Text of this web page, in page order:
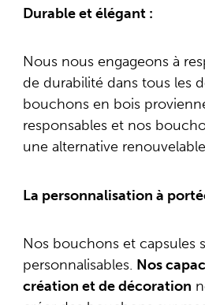
Durable et élégant :
Nous nous engageons à
de durabilité dans tous les
bouchons en bois
responsables et nos
une alternative
La personnalisation à
Nos bouchons et capsules
personnalisables. Nos
création et de décoration